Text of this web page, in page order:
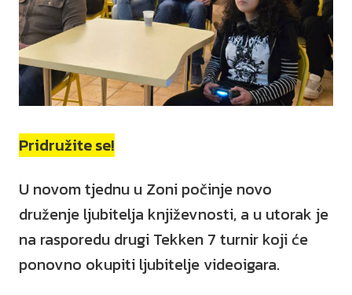
Pridružite se!
U novom tjednu u Zoni počinje novo
druženje ljubitelja književnosti, a u utorak je
na rasporedu drugi Tekken 7 turnir koji će
ponovno okupiti ljubitelje videoigara.